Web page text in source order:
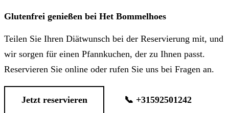
Glutenfrei genießen bei Het Bommelhoes
Teilen Sie Ihren Diätwunsch bei der Reservierung mit, und
wir sorgen für einen Pfannkuchen, der zu Ihnen passt.
Reservieren Sie online oder rufen Sie uns bei Fragen an.
Jetzt reservieren 📞 +31592501242